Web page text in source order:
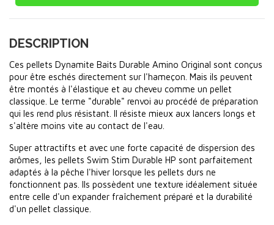
DESCRIPTION
Ces pellets Dynamite Baits Durable Amino Original sont conçus
pour être eschés directement sur l'hameçon. Mais ils peuvent
être montés à l'élastique et au cheveu comme un pellet
classique. Le terme "durable" renvoi au procédé de préparation
qui les rend plus résistant. Il résiste mieux aux lancers longs et
s'altère moins vite au contact de l'eau.
Super attractifts et avec une forte capacité de dispersion des
arômes, les pellets Swim Stim Durable HP sont parfaitement
adaptés à la pêche l'hiver lorsque les pellets durs ne
fonctionnent pas. Ils possèdent une texture idéalement située
entre celle d'un expander fraîchement préparé et la durabilité
d'un pellet classique.